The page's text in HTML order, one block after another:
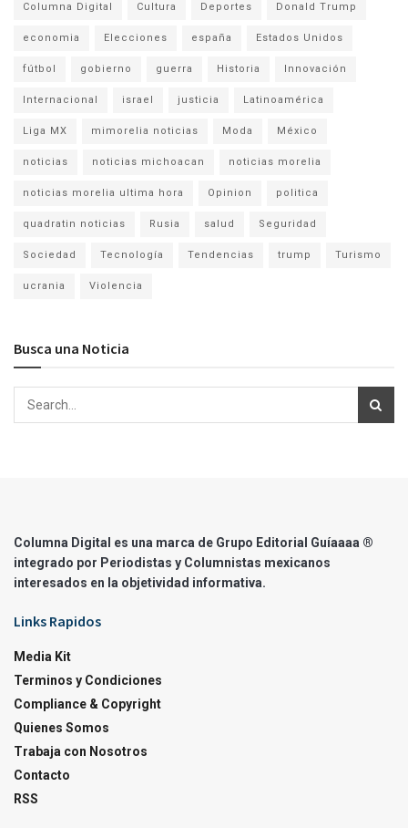
Columna Digital Cultura Deportes Donald Trump
economia Elecciones españa Estados Unidos
fútbol gobierno guerra Historia Innovación
Internacional israel justicia Latinoamérica
Liga MX mimorelia noticias Moda México
noticias noticias michoacan noticias morelia
noticias morelia ultima hora Opinion politica
quadratin noticias Rusia salud Seguridad
Sociedad Tecnología Tendencias trump Turismo
ucrania Violencia
Busca una Noticia
Columna Digital es una marca de Grupo Editorial Guíaaaa ®
integrado por Periodistas y Columnistas mexicanos
interesados en la objetividad informativa.
Links Rapidos
Media Kit
Terminos y Condiciones
Compliance & Copyright
Quienes Somos
Trabaja con Nosotros
Contacto
RSS